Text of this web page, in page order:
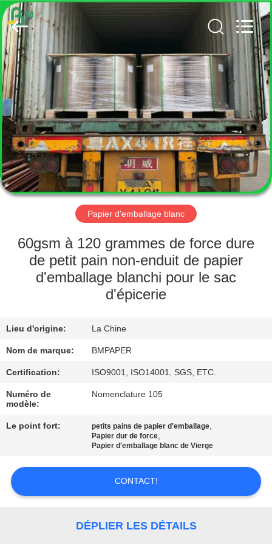
MAISON
PRODUITS
AU
SUJET
DE
NOUS
VISITE
D'USINE
QUALITÉ
CONTACTEZ-
NOUS
NOUVELLES
CAS
GUANGZHOU
BMPAPER
CO.,
LTD..
All
Rights
Reserved.
Papier d'emballage blanc
60gsm à 120 grammes de force dure
de petit pain non-enduit de papier
d'emballage blanchi pour le sac
d'épicerie
Lieu d'origine: La Chine
Nom de marque: BMPAPER
Certification: ISO9001, ISO14001, SGS, ETC.
Numéro de
modèle:
Nomenclature 105
Le point fort: petits pains de papier d'emballage,
Papier dur de force,
Papier d'emballage blanc de Vierge
CONTACT!
DÉPLIER LES DÉTAILS